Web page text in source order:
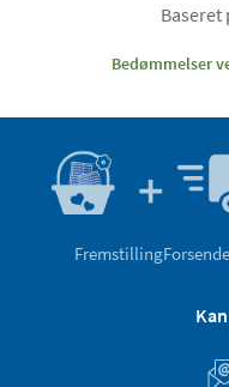
Baseret
Bedømmelser
Fremstilling